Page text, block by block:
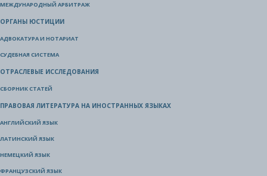
МЕЖДУНАРОДНЫЙ АРБИТРАЖ
ОРГАНЫ ЮСТИЦИИ
АДВОКАТУРА И НОТАРИАТ
СУДЕБНАЯ СИСТЕМА
ОТРАСЛЕВЫЕ ИССЛЕДОВАНИЯ
СБОРНИК СТАТЕЙ
ПРАВОВАЯ ЛИТЕРАТУРА НА ИНОСТРАННЫХ ЯЗЫКАХ
АНГЛИЙСКИЙ ЯЗЫК
ЛАТИНСКИЙ ЯЗЫК
НЕМЕЦКИЙ ЯЗЫК
ФРАНЦУЗСКИЙ ЯЗЫК